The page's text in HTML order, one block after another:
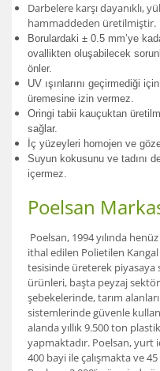
Darbelere karşı dayanıklı,
hammaddeden üretilmiştir.
Borulardaki ± 0.5 mm’ye
ovallikten oluşabilecek
önler.
UV ışınlarını geçirmediği
üremesine izin vermez.
Oringi tabii kauçuktan
sağlar.
İç yüzeyleri homojen ve
Suyun kokusunu ve tadını
içermez.
Poelsan
Poelsan, 1994 yılında
ithal edilen Polietilen
tesisinde üreterek
ürünleri, başta peyzaj
şebekelerinde, tarım
sistemlerinde güvenle
alanda yıllık 9.500 ton
yapmaktadır. Poelsan, yurt
400 bayi ile çalışmakta ve